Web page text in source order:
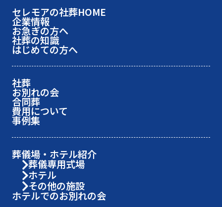
セレモアの社葬HOME
企業情報
お急ぎの方へ
社葬の知識
はじめての方へ
社葬
お別れの会
合同葬
費用について
事例集
葬儀場・ホテル紹介
葬儀専用式場
ホテル
その他の施設
ホテルでのお別れの会